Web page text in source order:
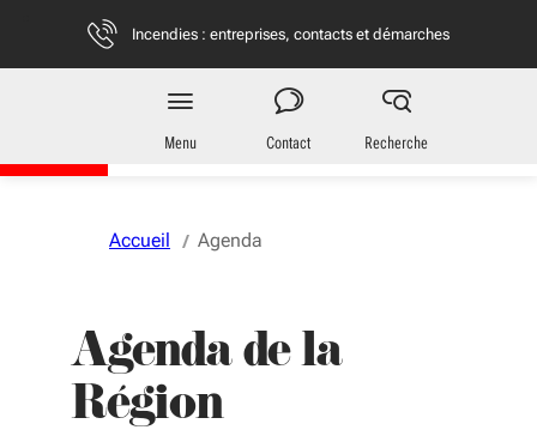
Vous naviguez en mode anonymisé,
Incendies : entreprises, contacts et démarches
Région
Nouvelle-Aquitaine
Menu Contact Recherche
Accueil Agenda
Agenda de la
Région